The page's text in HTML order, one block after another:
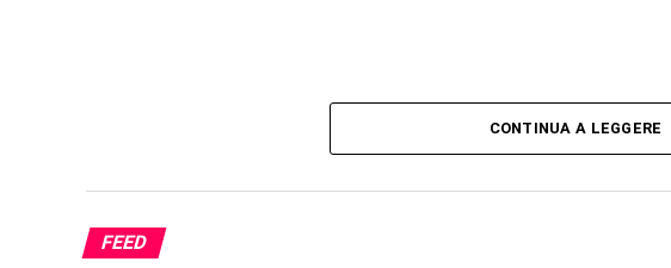
CONTINUA A LEGGERE
FEED